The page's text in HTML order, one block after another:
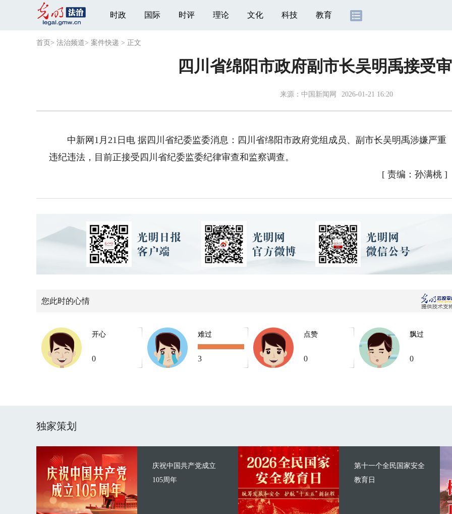
时政 国际 时评 理论 文化 科技 教育
首页 > 法治频道> 案件快递 > 正文
四川省绵阳市政府副市长吴明禹接受
来源： 中国新闻网 2026-01-21 16:20
中新网1月21日电 据四川省纪委监委消息：四川省绵阳市政府党组成员、副市长吴明禹涉嫌严重
违纪违法，目前正接受四川省纪委监委纪律审查和监察调查。
[ 责编：孙满桃 ]
您此时的心情
开心
0
难过
3
点赞
0
飘过
0
独家策划
庆祝中国共产党成立
105周年
第十一个全民国家安全
教育日